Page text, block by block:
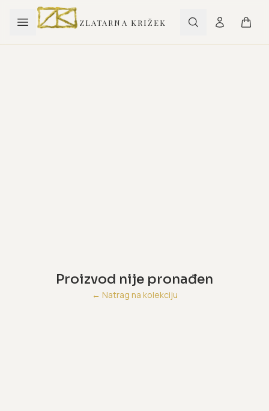
ZLATARNA KRIŽEK
Proizvod nije pronađen
← Natrag na kolekciju